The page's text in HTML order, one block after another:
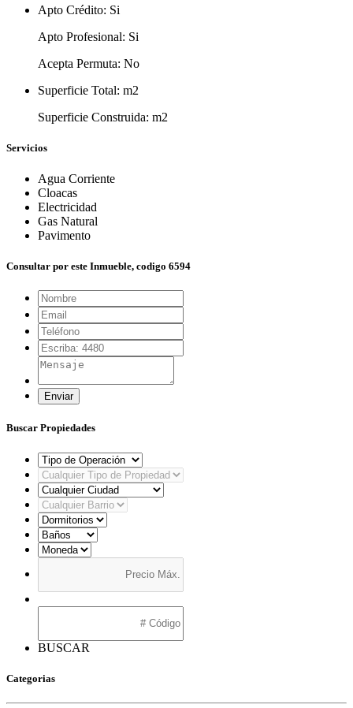
Apto Crédito: Si
Apto Profesional: Si
Acepta Permuta: No
Superficie Total: m2
Superficie Construida: m2
Servicios
Agua Corriente
Cloacas
Electricidad
Gas Natural
Pavimento
Consultar por este Inmueble, codigo 6594
Enviar
Buscar Propiedades
BUSCAR
Categorias